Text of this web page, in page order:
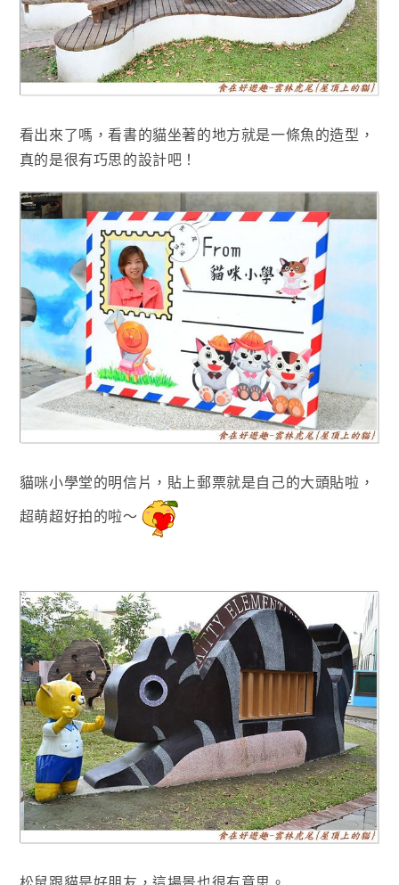
看出來了嗎，看書的貓坐著的地方就是一條魚的造型 ，
真的是很有巧思的設計吧 ！
貓咪小學堂的明信片 ，貼上郵票就是自己的大頭貼啦 ，
超萌超好拍的啦～